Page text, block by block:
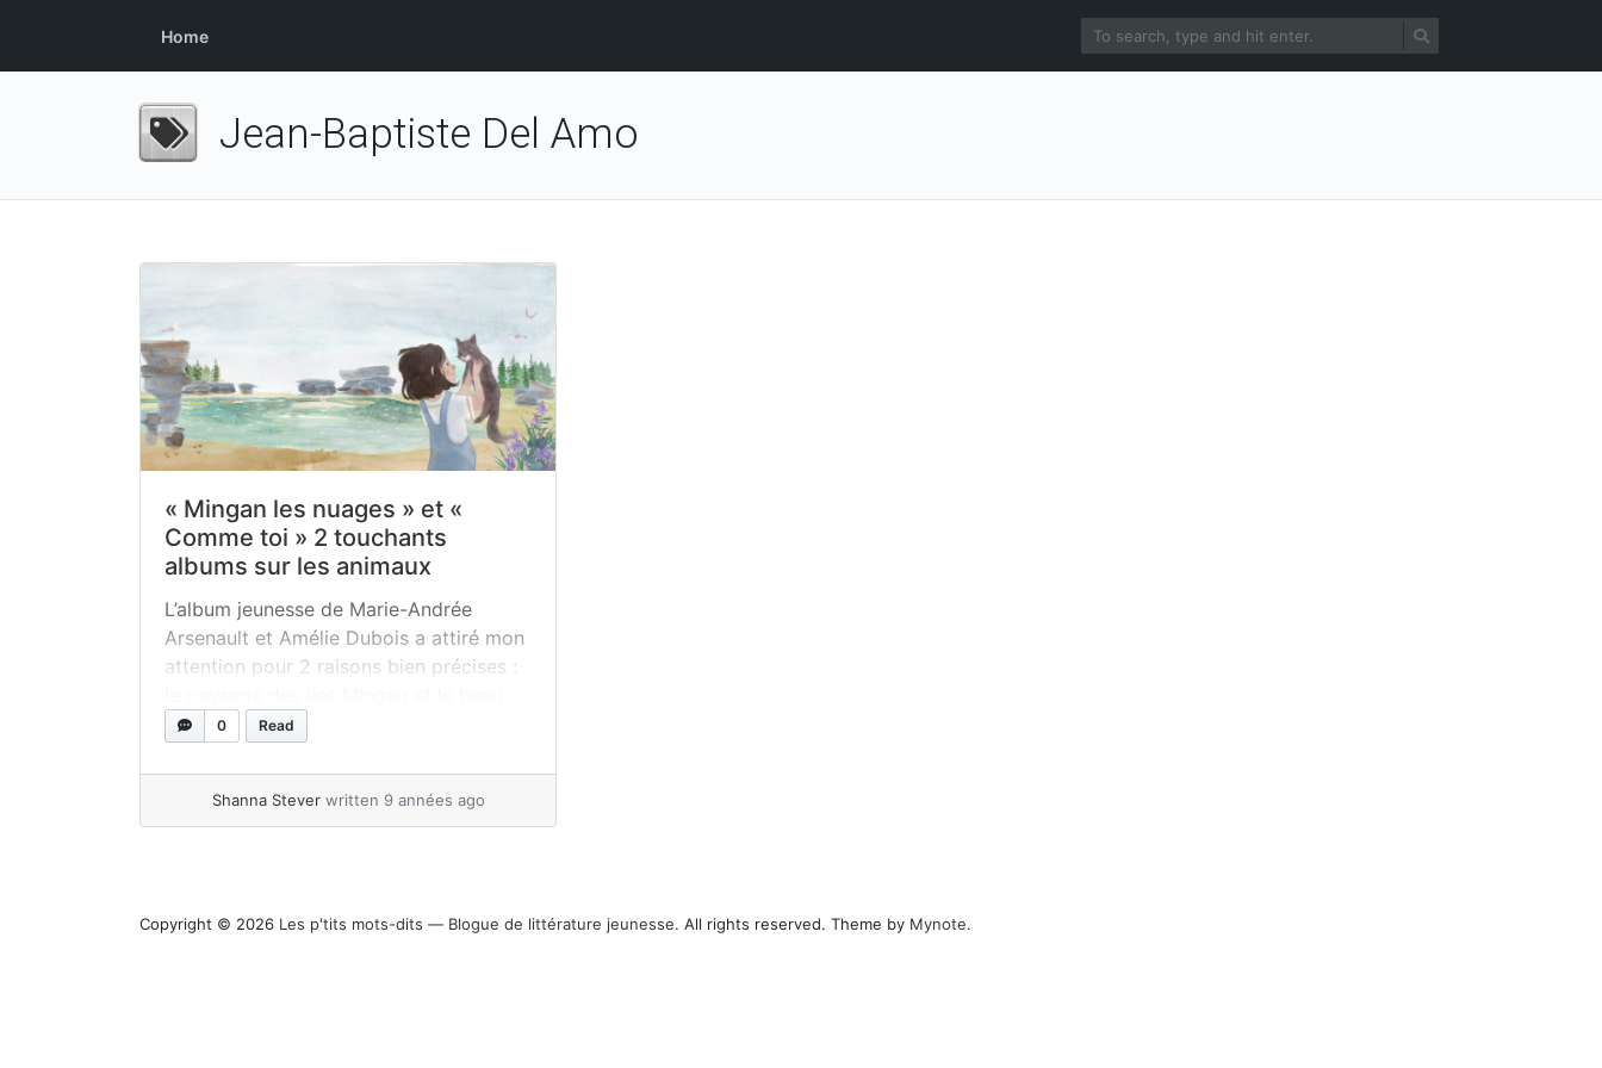
Home
Jean-Baptiste Del Amo
« Mingan les nuages » et «
Comme toi » 2 touchants
albums sur les animaux
L’album jeunesse de Marie-Andrée
Arsenault et Amélie Dubois a attiré mon
attention pour 2 raisons bien précises :
petit chat. Le premier, car je reconnais
Nord natale et qui est si
particulièrement beau et le second, car
0 Read
Shanna Stever written 9 années ago
Copyright © 2026 Les p'tits mots-dits ― Blogue de littérature jeunesse. All rights reserved. Theme by Mynote.